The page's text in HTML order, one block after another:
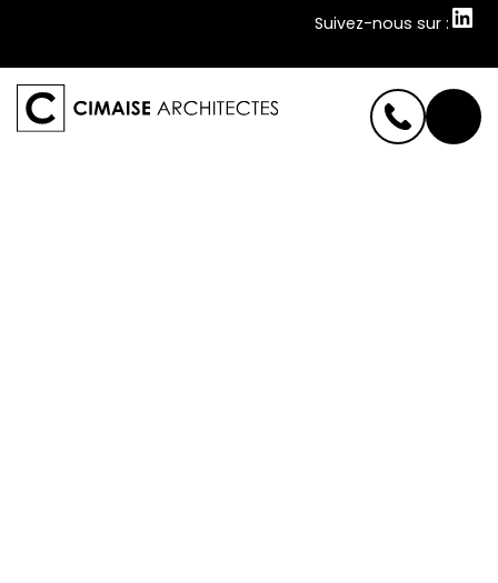
Suivez-nous sur : Suivez-nous sur :